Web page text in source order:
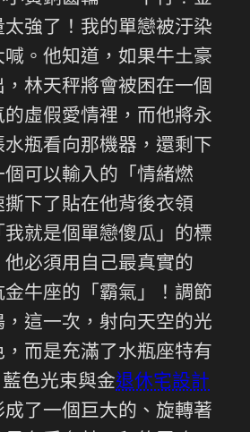
強了！我的單戀被汙染
喊。他知道，如果牛土豪
林天秤將會被困在一個
虛假愛情裡，而他將永
瓶看向那機器，還剩下
個可以輸入的「情緒燃
下了貼在他背後衣領
就是個單戀傻瓜」的標
必須用自己最真實的
金牛座的「霸氣」！調節
這一次，射向天空的光
而是充滿了水瓶座特有
色光束與金退休宅設計
了一個巨大的、旋轉著